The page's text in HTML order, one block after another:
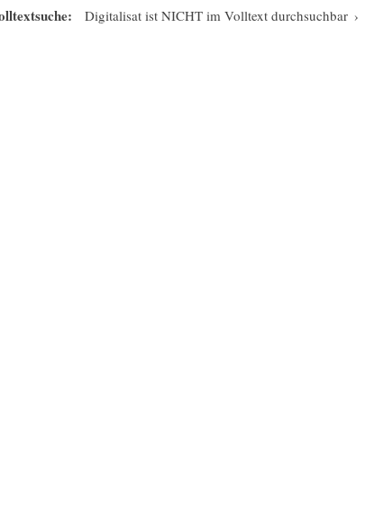
Digitalisat ist NICHT im Volltext durchsuchbar ›